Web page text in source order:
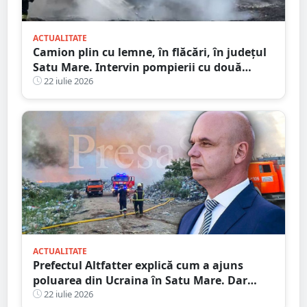
ACTUALITATE
Camion plin cu lemne, în flăcări, în județul
Satu Mare. Intervin pompierii cu două
autospeciale
22 iulie 2026
ACTUALITATE
Prefectul Altfatter explică cum a ajuns
poluarea din Ucraina în Satu Mare. Dar
nimic despre RATEUL instituțiilor publice
22 iulie 2026